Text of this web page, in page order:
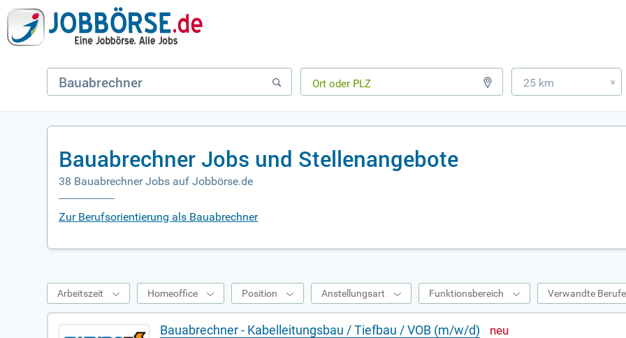
25 km »
Bauabrechner Jobs und Stellenangebote
38 Bauabrechner Jobs auf Jobbörse.de
Zur Berufsorientierung als Bauabrechner
Arbeitszeit Homeoffice Position Anstellungsart Funktionsbereich Verwandte Berufe
Bauabrechner - Kabelleitungsbau / Tiefbau / VOB (m/w/d)